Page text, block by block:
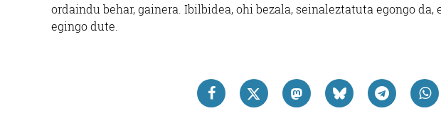
ordaindu behar, gainera. Ibilbidea, ohi bezala, seinaleztatuta egongo
egingo dute.